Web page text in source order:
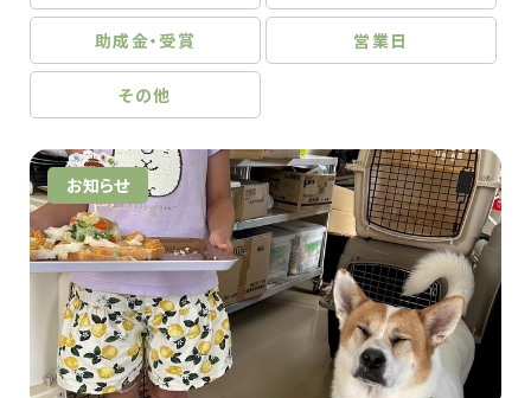
助成金・受賞 営業日
その他
お知らせ